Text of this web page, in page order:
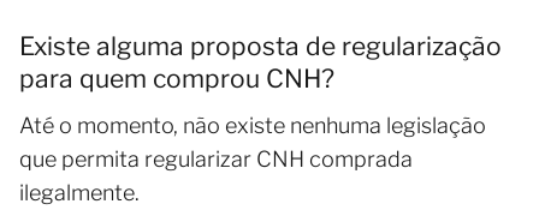
Existe alguma proposta de regularização
para quem comprou CNH?
Até o momento, não existe nenhuma legislação
que permita regularizar CNH comprada
ilegalmente.